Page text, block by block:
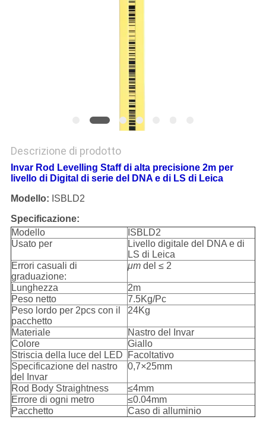
Descrizione di prodotto
Invar Rod Levelling Staff di alta precisione 2m per
livello di Digital di serie del DNA e di LS di Leica
Modello: ISBLD2
Specificazione:
Modello
ISBLD2
Usato per
Livello digitale del DNA e di
LS di Leica
Errori casuali di
graduazione:
μmdel ≤ 2
Lunghezza
2m
Peso netto
7.5Kg/Pc
Peso lordo per 2pcs con il
pacchetto
24Kg
Materiale
Nastro del Invar
Colore
Giallo
Striscia della luce del LED
Facoltativo
Specificazione del nastro
del Invar
0,7×25mm
Rod Body Straightness
≤4mm
Errore di ogni metro
≤0.04mm
Pacchetto
Caso di alluminio